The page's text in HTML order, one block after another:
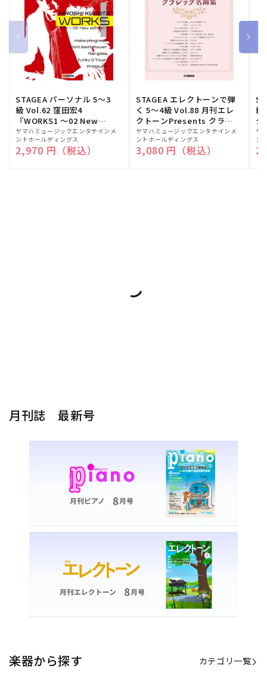
STAGEA パーソナル 5～3
級 Vol.62 窪田宏4
『WORKS1 ～02 New
edition～』
販
売
元:
ヤマハミュージックエンタテインメ
ントホールディングス
通常価格
2,970 円（税込）
STAGEA エレクトーンで弾
く 5～4級 Vol.88 月刊エレ
クトーンPresents クラシ
ック名曲集
販
売
元:
ヤマハミュージックエンタテインメ
ントホールディングス
通常価格
3,080 円（税込）
級
ク
販
売
元:
ヤ
ン
月刊誌 最新号
楽器から探す カテゴリ一覧